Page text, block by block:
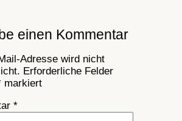
einen Kommentar
Adresse wird nicht
Erforderliche Felder
markiert
*